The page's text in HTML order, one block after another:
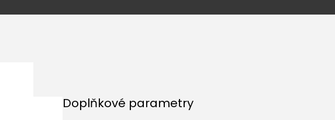
Doplňkové parametry